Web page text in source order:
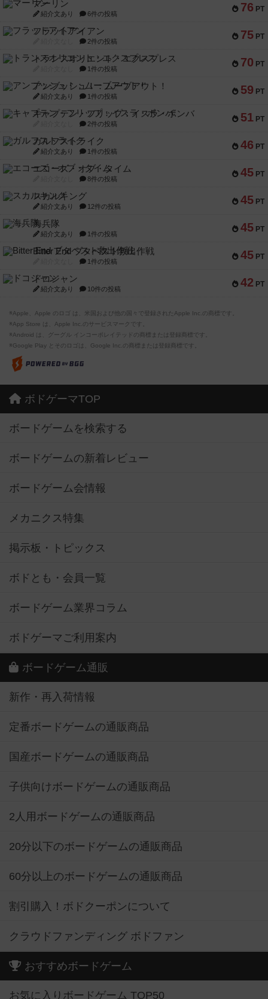
76 PT
マーリン
紹介文あり 6件の投稿
75 PT
フラットアイアン
2件の投稿
70 PT
トランスオリエント・エクスプレス
1件の投稿
59 PT
アンブッシュ！：ムーブアウト！
紹介文あり 1件の投稿
51 PT
キャプテン・フリップ：イスラ・ボンバ
2件の投稿
46 PT
ガルフストライク
紹介文あり 1件の投稿
45 PT
エコーズ・オブ・タイム
8件の投稿
45 PT
スカルキング
紹介文あり 12件の投稿
45 PT
海兵隊
紹介文あり 1件の投稿
45 PT
Bitter End ブタペスト救出作戦
1件の投稿
42 PT
ドコジャン
紹介文あり 10件の投稿
※Apple、Apple のロゴ は、米国および他の国々で登録されたApple Inc.の商標です。
※App Store は、Apple Inc.のサービスマークです。
※Android は、グーグル インコーポレイテッドの商標または登録商標です。
※Google Play とそのロゴは、Google Inc.の商標または登録商標です。
ボドゲーマTOP
ボードゲームを検索する
ボードゲームの新着レビュー
ボードゲーム会情報
メカニクス特集
掲示板・トピックス
ボドとも・会員一覧
ボードゲーム業界コラム
ボドゲーマご利用案内
ボードゲーム通販
新作・再入荷情報
定番ボードゲームの通販商品
国産ボードゲームの通販商品
子供向けボードゲームの通販商品
2人用ボードゲームの通販商品
20分以下のボードゲームの通販商品
60分以上のボードゲームの通販商品
割引購入！ボドクーポンについて
クラウドファンディング ボドファン
おすすめボードゲーム
お気に入りボードゲーム TOP50